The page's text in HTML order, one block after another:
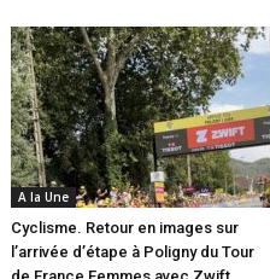
A la Une
Cyclisme. Retour en images sur
l’arrivée d’étape à Poligny du Tour